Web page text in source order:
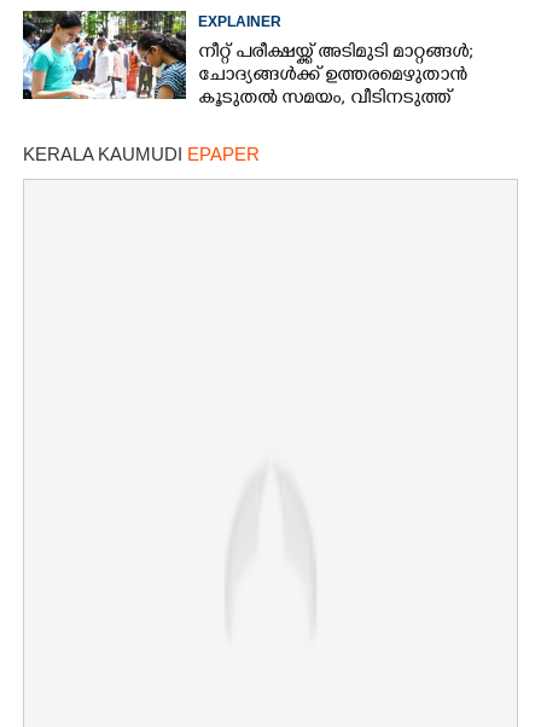
EXPLAINER
നീറ്റ് പരീക്ഷയ്ക്ക് അടിമുടി മാറ്റങ്ങൾ;
ചോദ്യങ്ങൾക്ക് ഉത്തരമെഴുതാൻ
കൂടുതൽ സമയം, വീടിനടുത്ത്
KERALA KAUMUDI EPAPER